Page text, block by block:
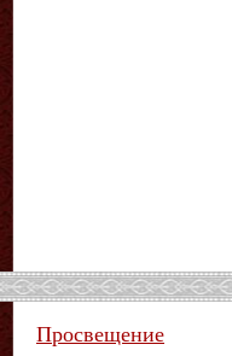
Просвещение